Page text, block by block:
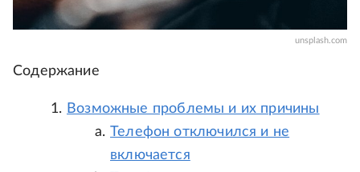
unsplash.com
Содержание
Возможные проблемы и их причины
Телефон отключился и не
включается